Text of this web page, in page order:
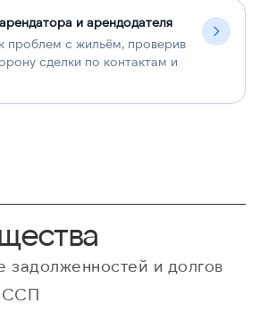
и арендодателя
проблем с жильём, проверив
сделки по контактам и
задолженностей и долгов